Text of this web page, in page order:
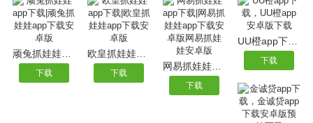
顽兔抓娃娃app下载|顽兔抓娃娃app下载安卓版
下载 下载
网易抓娃娃app下载|网易抓娃娃app下载安卓版网易抓娃娃安卓版
下载
下载